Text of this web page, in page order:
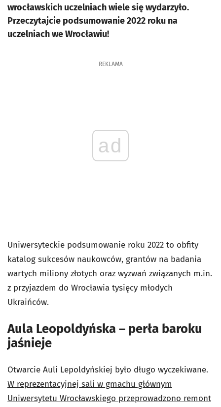
wrocławskich uczelniach wiele się wydarzyło.
Przeczytajcie podsumowanie 2022 roku na
uczelniach we Wrocławiu!
REKLAMA
ad
Uniwersyteckie podsumowanie roku 2022 to obfity
katalog sukcesów naukowców, grantów na badania
wartych miliony złotych oraz wyzwań związanych m.in.
z przyjazdem do Wrocławia tysięcy młodych
Ukraińców.
Aula Leopoldyńska – perła baroku
jaśnieje
Otwarcie Auli Lepoldyńskiej było długo wyczekiwane.
W reprezentacyjnej sali w gmachu głównym
Uniwersytetu Wrocławskiego przeprowadzono remont